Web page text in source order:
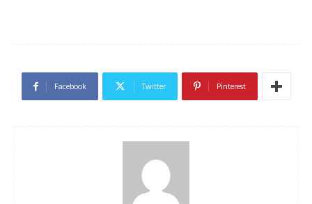
Facebook Twitter Pinterest